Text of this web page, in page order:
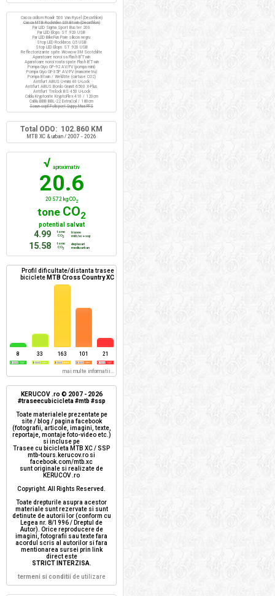
Casca ciclism Roadr 500 Van Rysel (Decathlon)
Casca MTB Rockrider SIX Btwin (Decathlon)
Far LED Sigma Sport Buster 200
Far LED Elops ST 920 USB
Far LED BikeFun Pixie silicon negru
Stop LED Rockbros Q5 USB
Stop LED Elops ST 920 USB
Reflectorizante spite Wowow 3M Scotchlite
Aparatoare noroi sa Flash B'Twin
Aparatoare noroi roata spate Flash B'Twin
Pompa Giyo GP-92 AV/FV (pompa mini)
Pompa Giyo GF-35P AV/FV (manometru)
Pompa Btwin / Weldtite (cartuse CO2)
Antifurt ABUS U-mini 40 U-Lock
Antifurt ABUS Bordo Granit 6500 X-Plus
Antifurt Trelock BS 450 U-Lock
Cablu Kryptonite KryptoFlex 410 / 120cm
Cablu BBB BBL-22 ExtraCoil / 180cm
Scaun copil Polisport Guppy Maxi FFS
Total ODO: 102.860 KM
MTB XC & urban / 2007 - 2026
√ aproximativ
20.6
20 572 kg CO2
tone CO2
potential salvat
4.99
tone
CO2
trasee
mtb/xc + ssp
15.58
tone
CO2
deplasari
mediu urban
Profil dificultate/distanta trasee
biciclete MTB Cross Country XC
8 33 163 101 21
mai multe informatii...
KERUCOV .ro © 2007 - 2026
#traseecubicicleta #mtb #ssp
Toate materialele prezentate pe
site / blog / pagina facebook
(fotografii, articole, imagini, texte,
reportaje, montaje foto-video etc.)
si incluse pe
Trasee cu bicicleta MTB XC / SSP
mtb-tours.kerucov.ro si
facebook.com/mtb.xc
sunt originale si realizate de
KERUCOV .ro
Copyright. All Rights Reserved.
Toate drepturile asupra acestor
materiale sunt rezervate si sunt
detinute de autorii lor (conform cu
Legea nr. 8/1996 / Dreptul de
Autor). Orice reproducere de
imagini, fotografii sau texte fara
acordul scris al autorilor si fara
mentionarea sursei prin link
direct este
STRICT INTERZISA.
termeni si conditii de utilizare